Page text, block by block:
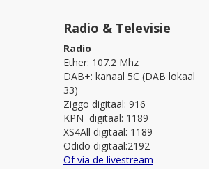
Radio & Televisie
Radio
Ether: 107.2 Mhz
DAB+: kanaal 5C (DAB lokaal
33)
Ziggo digitaal: 916
KPN digitaal: 1189
XS4All digitaal: 1189
Odido digitaal:2192
Of via de livestream